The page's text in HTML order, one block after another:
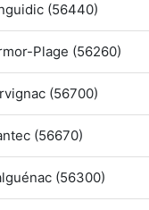
(56440)
Plage (56260)
(56700)
(56670)
(56300)